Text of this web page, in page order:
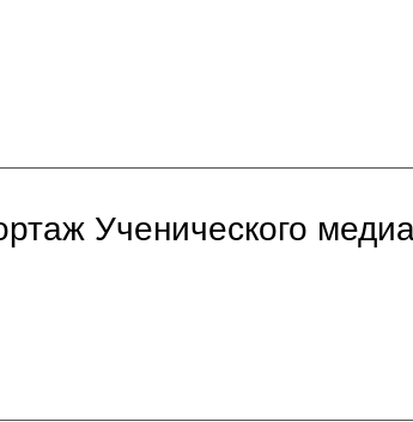
Ученического